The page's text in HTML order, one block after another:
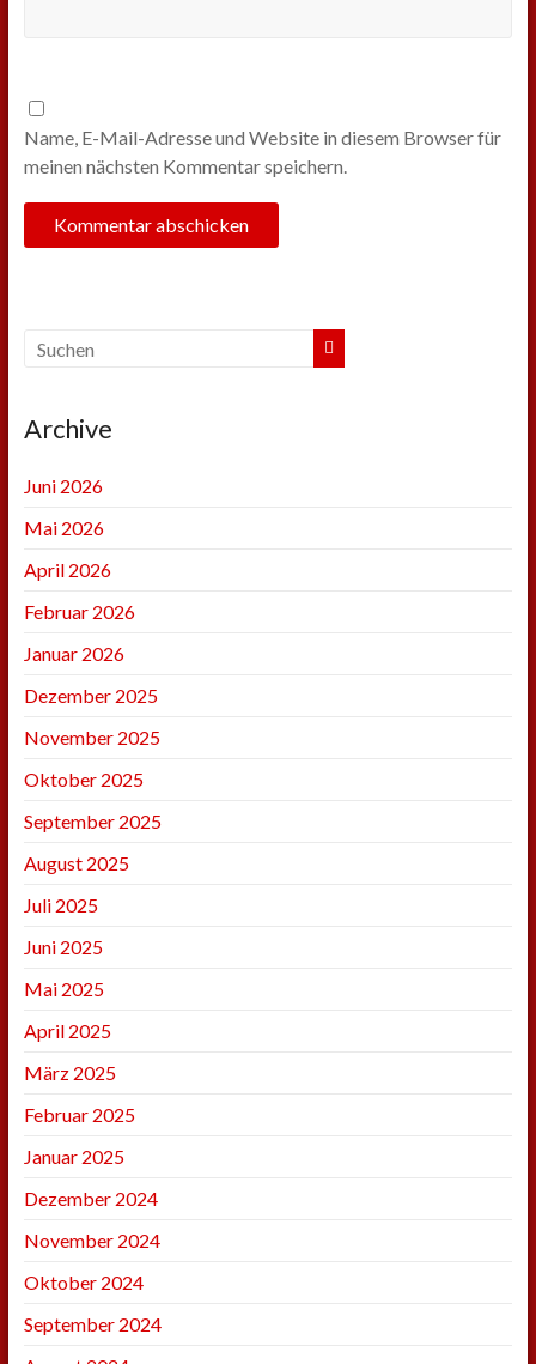
Name, E-Mail-Adresse und Website in diesem Browser für
meinen nächsten Kommentar speichern.
Archive
Juni 2026
Mai 2026
April 2026
Februar 2026
Januar 2026
Dezember 2025
November 2025
Oktober 2025
September 2025
August 2025
Juli 2025
Juni 2025
Mai 2025
April 2025
März 2025
Februar 2025
Januar 2025
Dezember 2024
November 2024
Oktober 2024
September 2024